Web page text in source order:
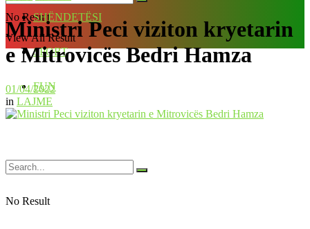
No Result
View All Result
SHËNDETËSI
SPORT
FUN
No Result
Ministri Peci viziton kryetarin
e Mitrovicës Bedri Hamza
01/04/2022
in LAJME